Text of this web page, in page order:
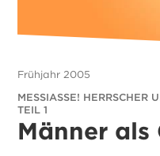
Frühjahr 2005
MESSIASSE! HERRSCHER
TEIL 1
Männer als